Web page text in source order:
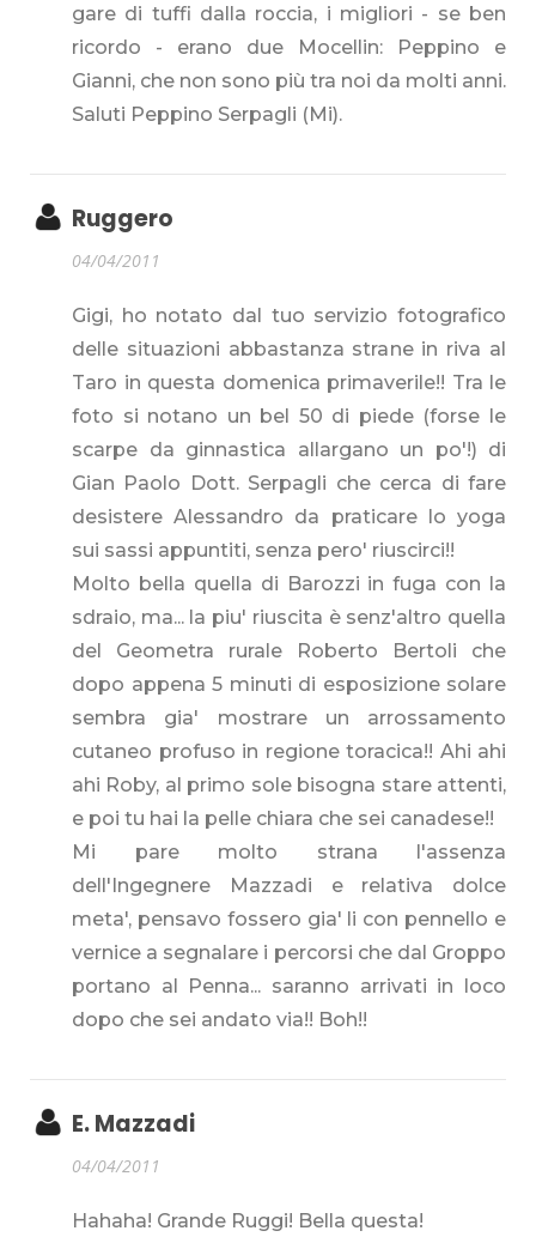
gare di tuffi dalla roccia, i migliori - se ben
ricordo - erano due Mocellin: Peppino e
Gianni, che non sono più tra noi da molti anni.
Saluti Peppino Serpagli (Mi).
Ruggero
04/04/2011
Gigi, ho notato dal tuo servizio fotografico
delle situazioni abbastanza strane in riva al
Taro in questa domenica primaverile!! Tra le
foto si notano un bel 50 di piede (forse le
scarpe da ginnastica allargano un po'!) di
Gian Paolo Dott. Serpagli che cerca di fare
desistere Alessandro da praticare lo yoga
sui sassi appuntiti, senza pero' riuscirci!!
Molto bella quella di Barozzi in fuga con la
sdraio, ma... la piu' riuscita è senz'altro quella
del Geometra rurale Roberto Bertoli che
dopo appena 5 minuti di esposizione solare
sembra gia' mostrare un arrossamento
cutaneo profuso in regione toracica!! Ahi ahi
ahi Roby, al primo sole bisogna stare attenti,
e poi tu hai la pelle chiara che sei canadese!!
Mi pare molto strana l'assenza
dell'Ingegnere Mazzadi e relativa dolce
meta', pensavo fossero gia' li con pennello e
vernice a segnalare i percorsi che dal Groppo
portano al Penna... saranno arrivati in loco
dopo che sei andato via!! Boh!!
E. Mazzadi
04/04/2011
Hahaha! Grande Ruggi! Bella questa!